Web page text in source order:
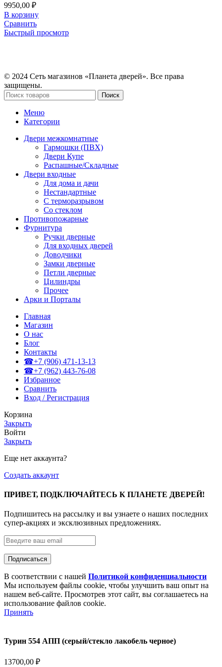
9950,00 ₽
В корзину
Сравнить
Быстрый просмотр
© 2024 Сеть магазинов «Планета дверей». Все права
защищены.
Поиск
Меню
Категории
Двери межкомнатные
Гармошки (ПВХ)
Двери Купе
Распашные/Складные
Двери входные
Для дома и дачи
Нестандартные
С терморазрывом
Со стеклом
Противопожарные
Фурнитура
Ручки дверные
Для входных дверей
Доводчики
Замки дверные
Петли дверные
Цилиндры
Прочее
Арки и Порталы
Главная
Магазин
О нас
Блог
Контакты
☎+7 (906) 471-13-13
☎+7 (962) 443-76-08
Избранное
Сравнить
Вход / Регистрация
Корзина
Закрыть
Войти
Закрыть
Еще нет аккаунта?
Создать аккаунт
ПРИВЕТ, ПОДКЛЮЧАЙТЕСЬ К ПЛАНЕТЕ ДВЕРЕЙ!
Подпишитесь на рассылку и вы узнаете о наших последних
супер-акциях и эксклюзивных предложениях.
В соответствии с нашей Политикой конфиденциальности
Мы используем файлы cookie, чтобы улучшить ваш опыт на
нашем веб-сайте. Просмотрев этот сайт, вы соглашаетесь на
использование файлов cookie.
Принять
Турин 554 АПП (серый/стекло лакобель черное)
13700,00 ₽